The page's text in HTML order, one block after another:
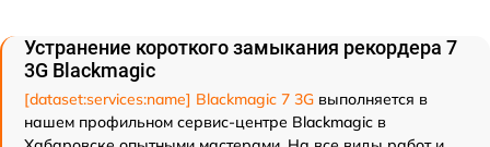
Устранение короткого замыкания рекордера 7
3G Blackmagic
[dataset:services:name] Blackmagic 7 3G выполняется в
нашем профильном сервис-центре Blackmagic в